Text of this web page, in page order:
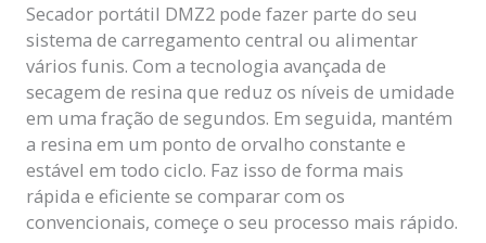
Secador portátil DMZ2 pode fazer parte do seu
sistema de carregamento central ou alimentar
vários funis. Com a tecnologia avançada de
secagem de resina que reduz os níveis de umidade
em uma fração de segundos. Em seguida, mantém
a resina em um ponto de orvalho constante e
estável em todo ciclo. Faz isso de forma mais
rápida e eficiente se comparar com os
convencionais, começe o seu processo mais rápido.